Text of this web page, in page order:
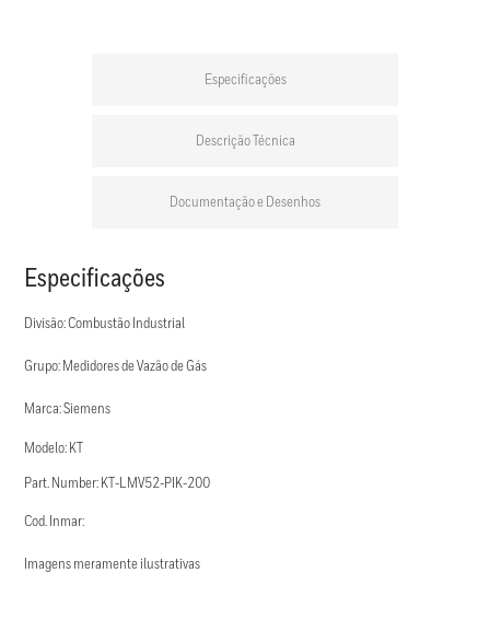
Especificações
Descrição Técnica
Documentação e Desenhos
Especificações
Divisão: Combustão Industrial
Grupo: Medidores de Vazão de Gás
Marca: Siemens
Modelo: KT
Part. Number: KT-LMV52-PIK-200
Cod. Inmar:
Imagens meramente ilustrativas